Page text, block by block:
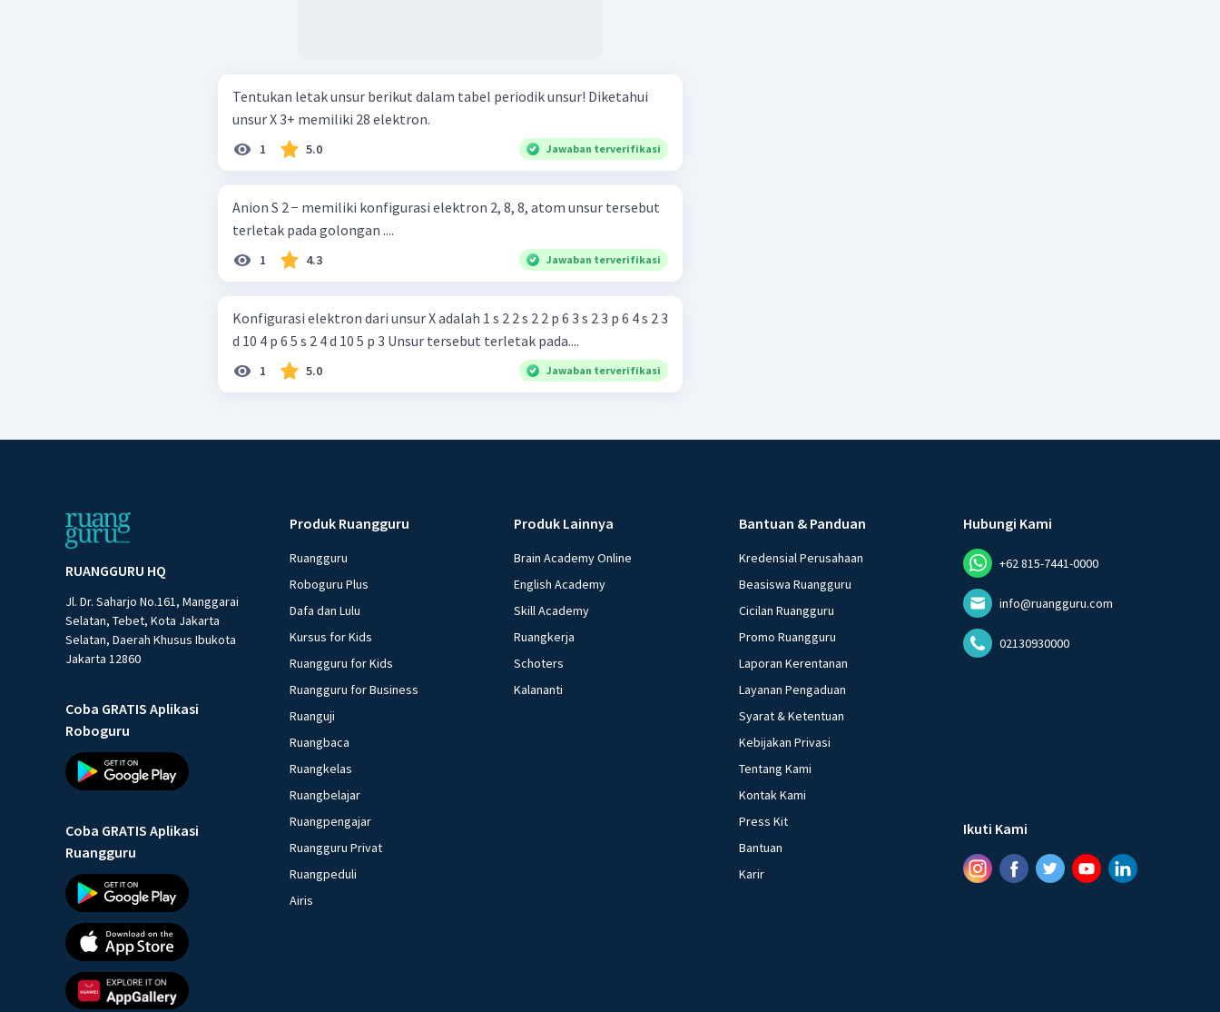
Tentukan letak unsur berikut dalam tabel periodik unsur! Diketahui
unsur X 3+ memiliki 28 elektron.
1 5.0 Jawaban terverifikasi
Anion S 2 − memiliki konfigurasi elektron 2, 8, 8, atom unsur tersebut
terletak pada golongan ....
1 4.3 Jawaban terverifikasi
Konfigurasi elektron dari unsur X adalah 1 s 2 2 s 2 2 p 6 3 s 2 3 p 6 4 s 2 3
d 10 4 p 6 5 s 2 4 d 10 5 p 3 Unsur tersebut terletak pada....
1 5.0 Jawaban terverifikasi
RUANGGURU HQ
Jl. Dr. Saharjo No.161, Manggarai
Selatan, Tebet, Kota Jakarta
Selatan, Daerah Khusus Ibukota
Jakarta 12860
Coba GRATIS Aplikasi
Roboguru
Coba GRATIS Aplikasi
Ruangguru
Produk Ruangguru
Ruangguru
Roboguru Plus
Dafa dan Lulu
Kursus for Kids
Ruangguru for Kids
Ruangguru for Business
Ruanguji
Ruangbaca
Ruangkelas
Ruangbelajar
Ruangpengajar
Ruangguru Privat
Ruangpeduli
Airis
Produk Lainnya
Brain Academy Online
English Academy
Skill Academy
Ruangkerja
Schoters
Kalananti
Bantuan & Panduan
Kredensial Perusahaan
Beasiswa Ruangguru
Cicilan Ruangguru
Promo Ruangguru
Laporan Kerentanan
Layanan Pengaduan
Syarat & Ketentuan
Kebijakan Privasi
Tentang Kami
Kontak Kami
Press Kit
Bantuan
Karir
Hubungi Kami
+62 815-7441-0000
info@ruangguru.com
02130930000
Ikuti Kami